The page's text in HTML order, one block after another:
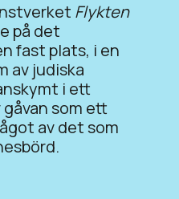
Flykten
på det
fast plats, i en
av judiska
i ett
som ett
av det som